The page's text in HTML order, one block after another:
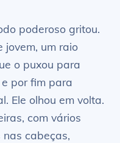
poderoso gritou.
jovem, um raio
o puxou para
por fim para
Ele olhou em volta.
com vários
cabeças,